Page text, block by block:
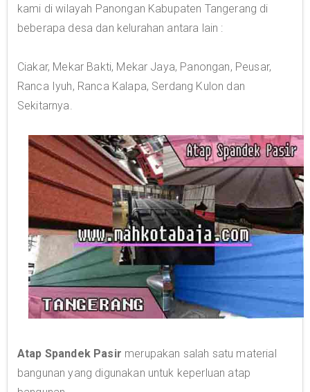
kami di wilayah Panongan Kabupaten Tangerang di
beberapa desa dan kelurahan antara lain :
Ciakar, Mekar Bakti, Mekar Jaya, Panongan, Peusar,
Ranca Iyuh, Ranca Kalapa, Serdang Kulon dan
Sekitarnya.
Atap Spandek Pasir merupakan salah satu material
bangunan yang digunakan untuk keperluan atap